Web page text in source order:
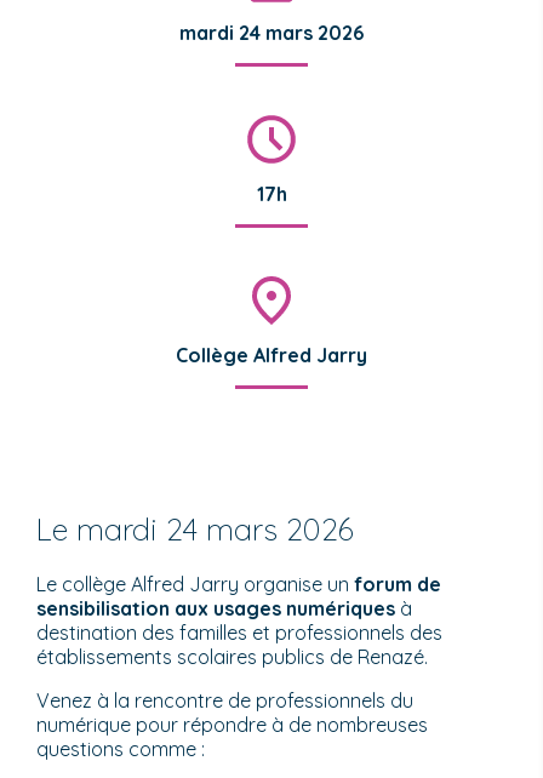
mardi 24 mars 2026
17h
Collège Alfred Jarry
Le mardi 24 mars 2026
Le collège Alfred Jarry organise un forum de
sensibilisation aux usages numériques à
destination des familles et professionnels des
établissements scolaires publics de Renazé.
Venez à la rencontre de professionnels du
numérique pour répondre à de nombreuses
questions comme :